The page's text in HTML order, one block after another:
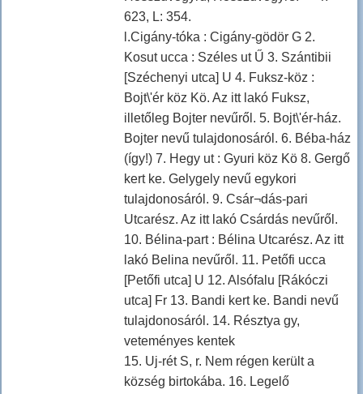
623, L: 354.
l.Cigány-tóka : Cigány-gödör G 2.
Kosut ucca : Széles ut Ű 3. Szántibii
[Széchenyi utca] U 4. Fuksz-köz :
Bojt\'ér köz Kö. Az itt lakó Fuksz,
illetőleg Bojter nevűről. 5. Bojt\'ér-ház.
Bojter nevű tulajdonosáról. 6. Béba-ház
(így!) 7. Hegy ut : Gyuri köz Kö 8. Gergő
kert ke. Gelygely nevű egykori
tulajdonosáról. 9. Csár¬dás-pari
Utcarész. Az itt lakó Csárdás nevűről.
10. Bélina-part : Bélina Utcarész. Az itt
lakó Belina nevűről. 11. Petőfi ucca
[Petőfi utca] U 12. Alsófalu [Rákóczi
utca] Fr 13. Bandi kert ke. Bandi nevű
tulajdonosáról. 14. Résztya gy,
veteményes kentek
15. Uj-rét S, r. Nem régen került a
község birtokába. 16. Legelő